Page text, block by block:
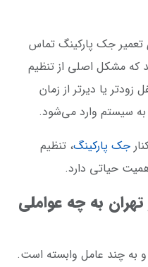
تعمیر جک پارکینگ تماس
که مشکل اصلی از تنظیم
یا دیرتر از زمان
سیستم وارد می‌شود.
جک پارکینگ، تنظیم
حیاتی دارد.
به چه عواملی
به چند عامل وابسته است.